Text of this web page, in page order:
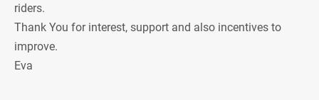
riders.
Thank You for interest, support and also incentives to
improve.
Eva